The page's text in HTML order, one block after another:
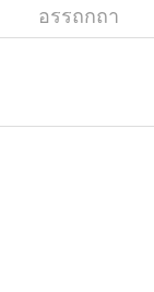
อรรถกถา